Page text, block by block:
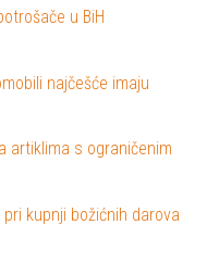
u BiH
najčešće imaju
artiklima s ograničenim
kupnji božićnih darova